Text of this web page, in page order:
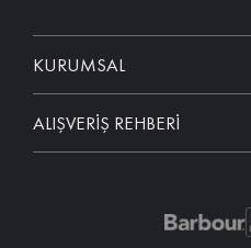
KURUMSAL
ALIŞVERİŞ REHBERİ